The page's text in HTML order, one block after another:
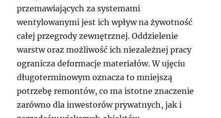
przemawiających za systemami
wentylowanymi jest ich wpływ na żywotność
całej przegrody zewnętrznej. Oddzielenie
warstw oraz możliwość ich niezależnej pracy
ogranicza deformacje materiałów. W ujęciu
długoterminowym oznacza to mniejszą
potrzebę remontów, co ma istotne znaczenie
zarówno dla inwestorów prywatnych, jak i